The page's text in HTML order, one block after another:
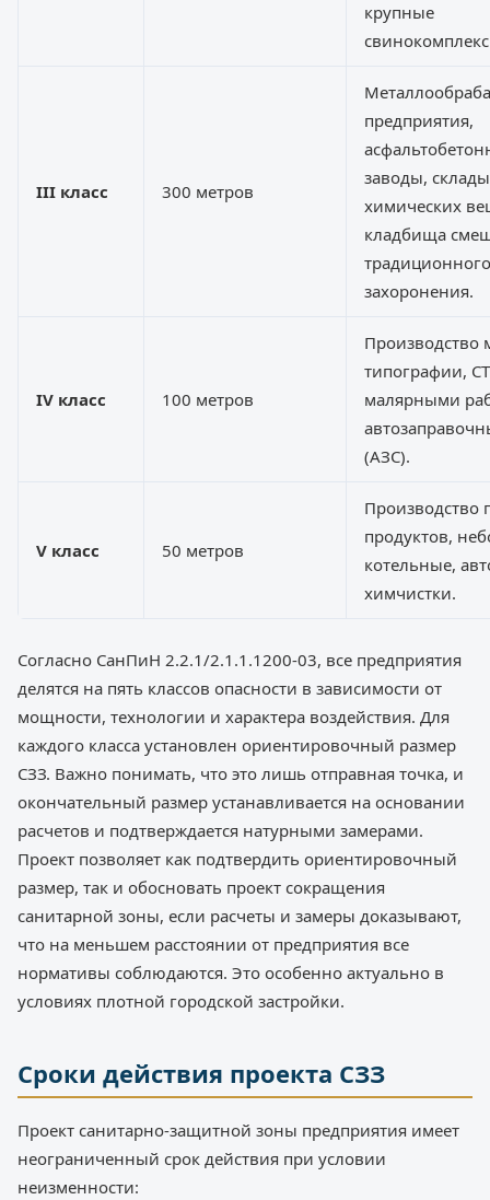
крупные
III класс 300 метров
предприятия,
заводы, склады
химических
кладбища
традиционного
захоронения.
IV класс 100 метров
Производство
типографии,
малярными
(АЗС).
V класс 50 метров
продуктов,
котельные,
химчистки.
Согласно СанПиН 2.2.1/2.1.1.1200-03, все предприятия
делятся на пять классов опасности в зависимости от
мощности, технологии и характера воздействия. Для
каждого класса установлен ориентировочный размер
СЗЗ. Важно понимать, что это лишь отправная точка, и
окончательный размер устанавливается на основании
расчетов и подтверждается натурными замерами.
Проект позволяет как подтвердить ориентировочный
размер, так и обосновать проект сокращения
санитарной зоны, если расчеты и замеры доказывают,
что на меньшем расстоянии от предприятия все
нормативы соблюдаются. Это особенно актуально в
условиях плотной городской застройки.
Сроки действия проекта СЗЗ
Проект санитарно-защитной зоны предприятия имеет
неограниченный срок действия при условии
неизменности: